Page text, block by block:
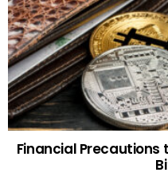
Financial Precautions